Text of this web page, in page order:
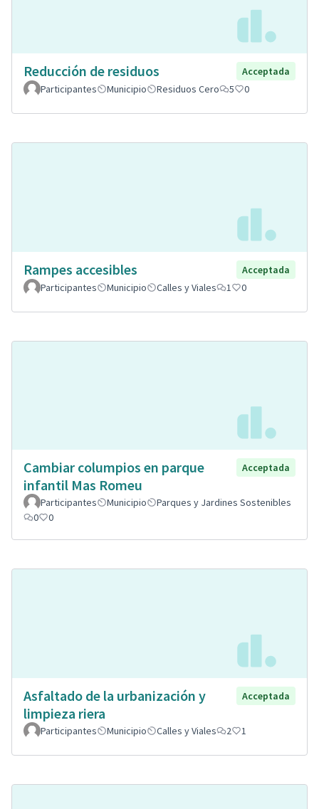
Reducción de residuos
Acceptada
Participantes
Municipio Residuos Cero 5 0
Rampes accesibles
Acceptada
Participantes
Municipio Calles y Viales 1 0
Cambiar columpios en parque
infantil Mas Romeu
Acceptada
Participantes Municipio
Parques y Jardines Sostenibles
0
0
Asfaltado de la urbanización y
limpieza riera
Acceptada
Participantes Municipio Calles y Viales 2 1